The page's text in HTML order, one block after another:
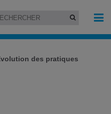
des pratiques